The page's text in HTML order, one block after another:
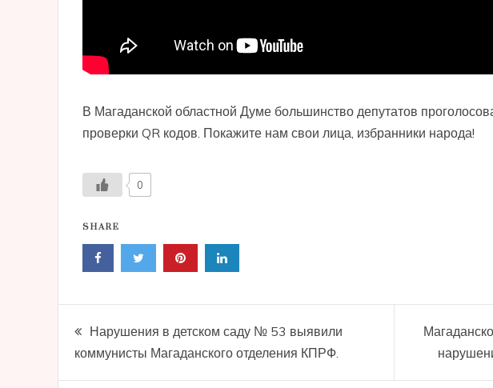
В Магаданской областной Думе большинство депутатов
проверки QR кодов. Покажите нам свои лица, избранники народа!
0
SHARE
Навигация
по
Нарушения в детском саду № 53 выявили
коммунисты Магаданского отделения КПРФ.